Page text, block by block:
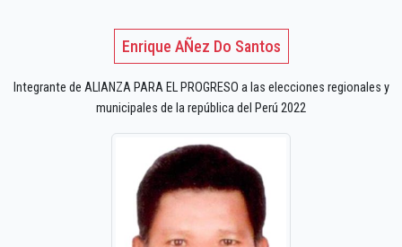
Enrique AÑez Do Santos
Integrante de ALIANZA PARA EL PROGRESO a las elecciones regionales y
municipales de la república del Perú 2022